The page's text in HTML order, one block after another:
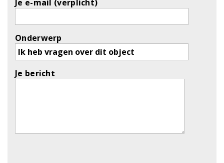
Je e-mail (verplicht)
Onderwerp
Je bericht